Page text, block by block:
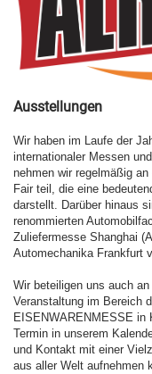
Ausstellungen
Wir haben im Laufe der
internationaler Messen
nehmen wir regelmäßig
Fair teil, die eine
darstellt. Darüber hinaus
renommierten
Zuliefermesse Shanghai
Automechanika Frankfurt
Wir beteiligen uns auch
Veranstaltung im Bereich
EISENWARENMESSE in
Termin in unserem
und Kontakt mit einer
aus aller Welt aufnehmen